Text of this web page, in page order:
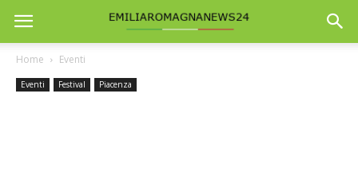
Home Eventi
Eventi Festival Piacenza